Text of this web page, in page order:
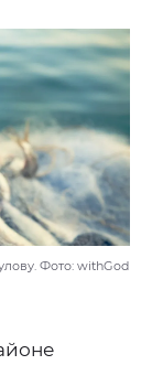
Фото: withGod